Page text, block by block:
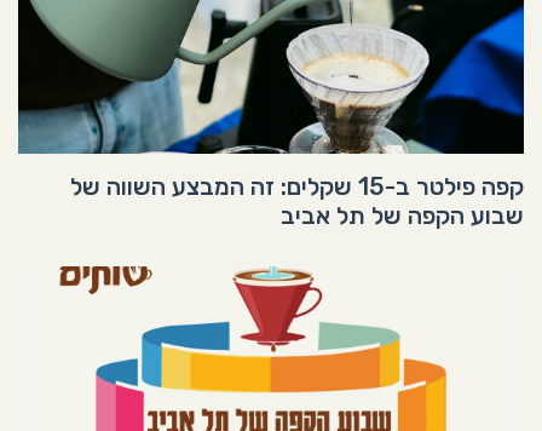
קפה פילטר ב-15 שקלים: זה המבצע השווה של
שבוע הקפה של תל אביב